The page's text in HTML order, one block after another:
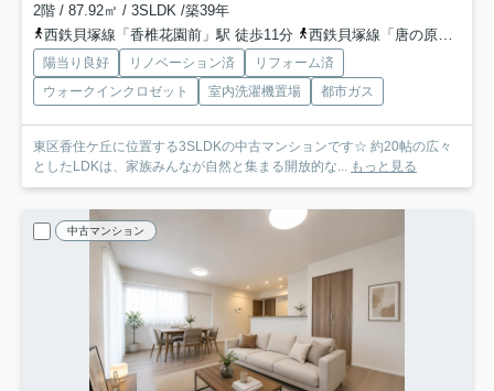
2階 / 87.92㎡ / 3SLDK /築39年
西鉄貝塚線「香椎花園前」駅 徒歩11分
西鉄貝塚線「唐の原」駅 徒歩14分
陽当り良好 リノベーション済
リフォーム済
ウォークインクロゼット
室内洗濯機置場 都市ガス
東区香住ケ丘に位置する3SLDKの中古マンションです☆ 約20帖の広々
としたLDKは、家族みんなが自然と集まる開放的な...
もっと見る
中古マンション